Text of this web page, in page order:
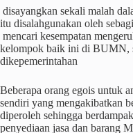
disayangkan sekali malah
itu disalahgunakan oleh
mencari kesempatan
kelompok baik ini di BUMN,
dikepemerintahan
Beberapa orang egois untuk
sendiri yang mengakibatkan
diperoleh sehingga
penyediaan jasa dan barang